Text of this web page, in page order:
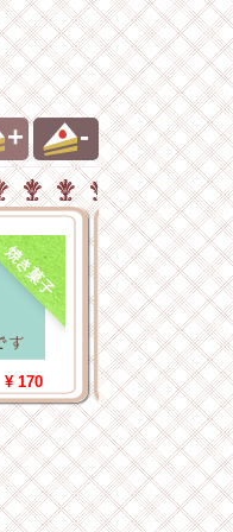
+ -
焼き菓子
¥ 170